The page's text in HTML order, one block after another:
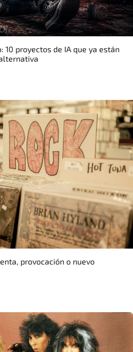
10 proyectos de IA que ya están
provocación o nuevo